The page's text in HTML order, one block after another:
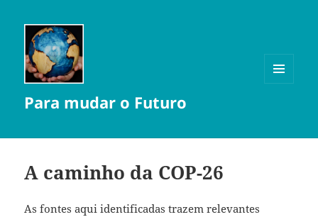
Para mudar o Futuro
A caminho da COP-26
As fontes aqui identificadas trazem relevantes